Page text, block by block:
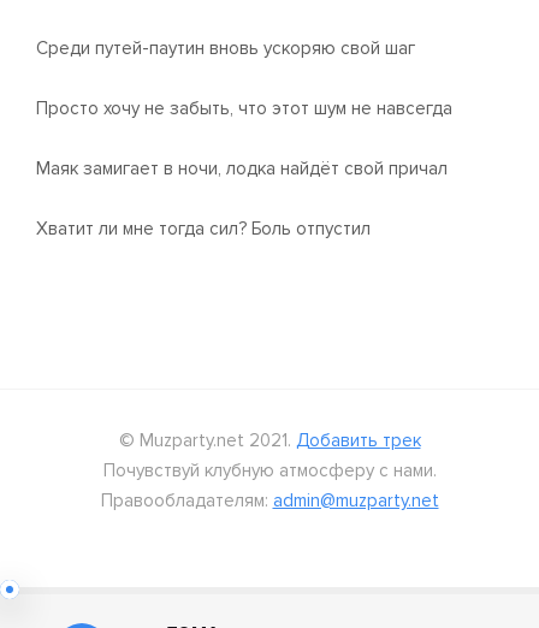
Среди путей-паутин вновь ускоряю свой шаг
Просто хочу не забыть, что этот шум не навсегда
Маяк замигает в ночи, лодка найдёт свой причал
Хватит ли мне тогда сил? Боль отпустил
© Muzparty.net 2021. Добавить трек
Почувствуй клубную атмосферу с нами.
Правообладателям: admin@muzparty.net